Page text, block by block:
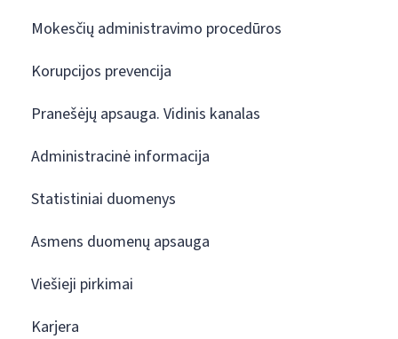
Mokesčių administravimo procedūros
Korupcijos prevencija
Pranešėjų apsauga. Vidinis kanalas
Administracinė informacija
Statistiniai duomenys
Asmens duomenų apsauga
Viešieji pirkimai
Karjera